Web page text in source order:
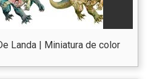
Landa | Miniatura de color